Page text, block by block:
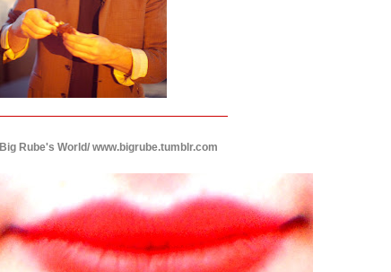
Big Rube's World/ www.bigrube.tumblr.com